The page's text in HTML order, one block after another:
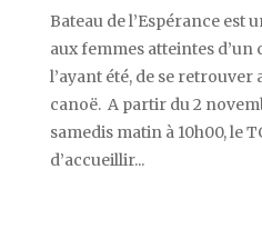
Bateau de l’Espérance est
aux femmes atteintes d’un
l’ayant été, de se
canoë. A partir du 2
samedis matin à 10h00, le
d’accueillir...